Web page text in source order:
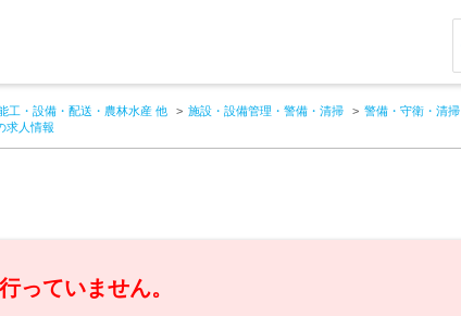
工・設備・配送・農林水産 他 施設・設備管理・警備・清掃 警備・守衛・清掃
求人情報
っていません。